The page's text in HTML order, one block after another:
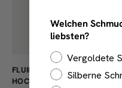
FLUID SIEGELRING
HOCHGLANZ | 585 GOLD
Welchen
liebsten?
Vergoldete
Silberne